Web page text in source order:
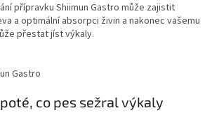
přípravku Shiimun Gastro může zajistit
a optimální absorpci živin a nakonec vašemu
přestat jíst výkaly.
co pes sežral výkaly